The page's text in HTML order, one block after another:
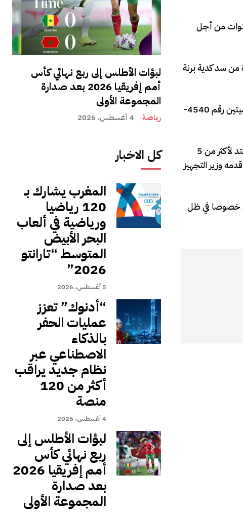
لبؤات الأطلس إلى ربع نهائي كأس
أمم إفريقيا 2026 بعد صدارة
المجموعة الأولى
رياضة 4 أغسطس، 2026
كل الاخبار
المغرب يشارك بـ
120 رياضيا
ورياضية في ألعاب
البحر الأبيض
المتوسط “تارانتو
2026”
5 أغسطس، 2026
“أدنوك” تعزز
عمليات الحفر
بالذكاء
الاصطناعي عبر
نظام جديد يراقب
أكثر من 120
منصة
4 أغسطس، 2026
لبؤات الأطلس إلى
ربع نهائي كأس
أمم إفريقيا 2026
بعد صدارة
المجموعة الأولى
من أجل
من سد كدية برنة
وقام الشخص المذكور بإيجاد معبر لمياه ورغة مستغلا بذلك علاقاته المتشعبة بالمنطقة عبر حفر معبرين تحت الطريقين الإقليميتين رقم 4540-
واحتج عدد من ساكنة المنطقة من قيام البرلماني السابق والمنتمي لأحد أحزاب المعارضة بمد ضيعته الشخصية بقناة مائية تمتد لأكثر من 5
وزير التجهيز
خصوصا في ظل